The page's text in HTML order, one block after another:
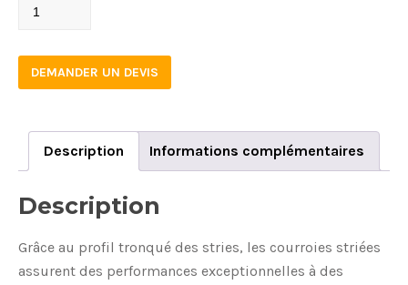
PJ2489/6
DEMANDER UN DEVIS
Description Informations complémentaires
Description
Grâce au profil tronqué des stries, les courroies striées
assurent des performances exceptionnelles à des